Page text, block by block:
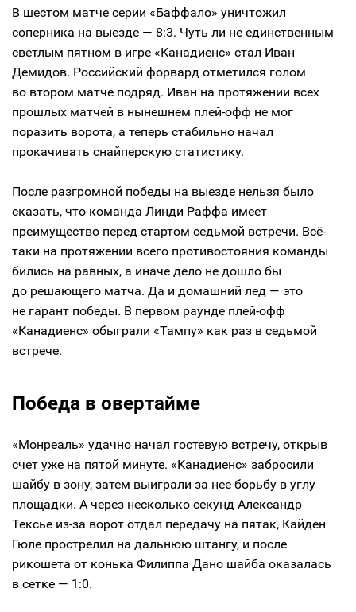
В шестом матче серии «Баффало» уничтожил
соперника на выезде — 8:3. Чуть ли не единственным
светлым пятном в игре «Канадиенс» стал Иван
Демидов. Российский форвард отметился голом
во втором матче подряд. Иван на протяжении всех
прошлых матчей в нынешнем плей-офф не мог
поразить ворота, а теперь стабильно начал
прокачивать снайперскую статистику.
После разгромной победы на выезде нельзя было
сказать, что команда Линди Раффа имеет
преимущество перед стартом седьмой встречи. Всё-
таки на протяжении всего противостояния команды
бились на равных, а иначе дело не дошло бы
до решающего матча. Да и домашний лед — это
не гарант победы. В первом раунде плей-офф
«Канадиенс» обыграли «Тампу» как раз в седьмой
встрече.
Победа в овертайме
«Монреаль» удачно начал гостевую встречу, открыв
счет уже на пятой минуте. «Канадиенс» забросили
шайбу в зону, затем выиграли за нее борьбу в углу
площадки. А через несколько секунд Александр
Тексье из-за ворот отдал передачу на пятак, Кайден
Гюле прострелил на дальнюю штангу, и после
рикошета от конька Филиппа Дано шайба оказалась
в сетке — 1:0.